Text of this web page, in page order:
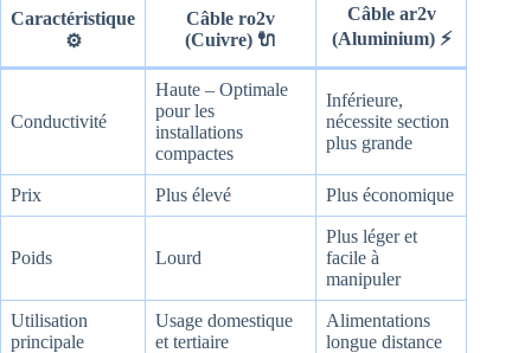
Caractéristique
⚙️
Câble ro2v
(Cuivre) 🔌
Câble ar2v
(Aluminium) ⚡
Conductivité
Haute – Optimale
pour les
installations
compactes
Inférieure,
nécessite section
plus grande
Prix Plus élevé Plus économique
Poids Lourd
Plus léger et
facile à
manipuler
Utilisation
principale
Usage domestique
et tertiaire
Alimentations
longue distance